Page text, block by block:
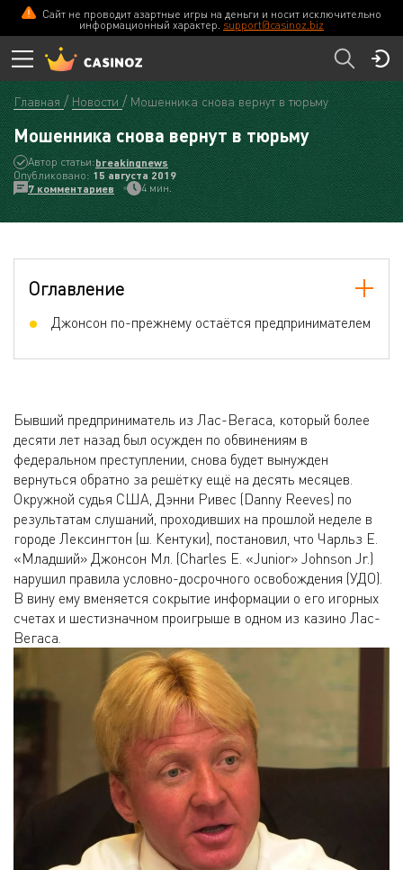
Сайт не проводит азартные игры на деньги и носит исключительно
информационный характер. support@casinoz.biz
Главная Новости Мошенника снова вернут в тюрьму
Мошенника снова вернут в тюрьму
Автор статьи:breakingnews
Опубликовано:15 августа 2019
7 комментариев
4 мин.
Оглавление
Джонсон по-прежнему остаётся предпринимателем
Бывший предприниматель из Лас-Вегаса, который более
десяти лет назад был осужден по обвинениям в
федеральном преступлении, снова будет вынужден
вернуться обратно за решётку ещё на десять месяцев.
Окружной судья США, Дэнни Ривес (Danny Reeves) по
результатам слушаний, проходивших на прошлой неделе в
городе Лексингтон (ш. Кентуки), постановил, что Чарльз Е.
«Младший» Джонсон Мл. (Charles Е. «Junior» Johnson Jr.)
нарушил правила условно-досрочного освобождения (УДО).
В вину ему вменяется сокрытие информации о его игорных
счетах и шестизначном проигрыше в одном из казино Лас-
Вегаса.